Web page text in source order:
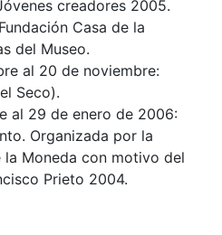
creadores 2005.
Casa de la
del Museo.
al 20 de noviembre:
Seco).
al 29 de enero de 2006:
Organizada por la
la Moneda con motivo del
Prieto 2004.